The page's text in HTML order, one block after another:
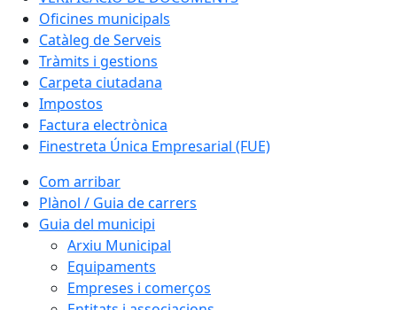
Oficines municipals
Catàleg de Serveis
Tràmits i gestions
Carpeta ciutadana
Impostos
Factura electrònica
Finestreta Única Empresarial (FUE)
Com arribar
Plànol / Guia de carrers
Guia del municipi
Arxiu Municipal
Equipaments
Empreses i comerços